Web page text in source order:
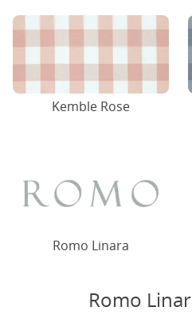
Kemble Rose
Romo Linara
Romo